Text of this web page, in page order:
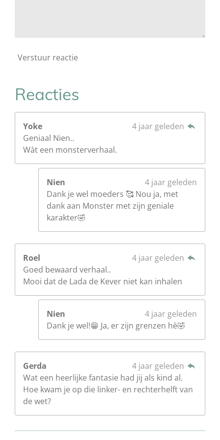
Verstuur reactie
Reacties
Yoke
4 jaar geleden
Geniaal Nien..
Wàt een monsterverhaal.
Nien
4 jaar geleden
Dank je wel moeders 🥰 Nou ja, met
dank aan Monster met zijn geniale
karakter🤣
Roel
4 jaar geleden
Goed bewaard verhaal..
Mooi dat de Lada de Kever niet kan inhalen
Nien
4 jaar geleden
Dank je wel!😁 Ja, er zijn grenzen hè🤣
Gerda
4 jaar geleden
Wat een heerlijke fantasie had jij als kind al.
Hoe kwam je op die linker- en rechterhelft van
de wet?